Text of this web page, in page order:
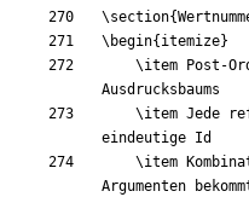
\section{
\begin{ itemize}
\item Post-
\item Jede
\item
Argumenten